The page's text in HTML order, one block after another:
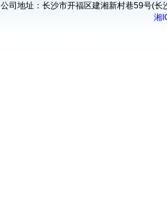
公司地址：长沙市开福区建湘新村巷59号(
湘